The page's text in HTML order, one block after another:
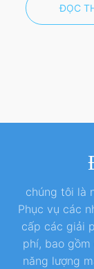
ĐỌC
chúng tôi là
Phục vụ các
cấp các giải
phí, bao
năng lượng